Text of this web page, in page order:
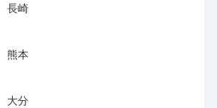
長崎
熊本
大分